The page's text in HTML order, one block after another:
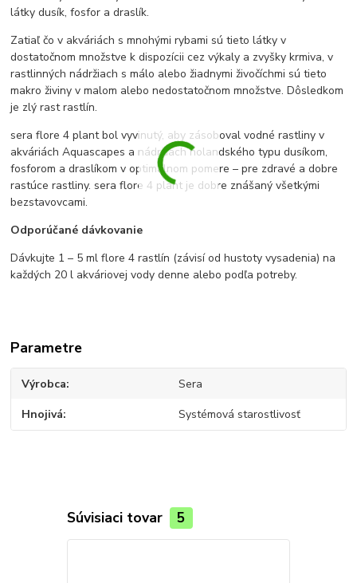
látky dusík, fosfor a draslík.
Zatiaľ čo v akváriách s mnohými rybami sú tieto látky v
dostatočnom množstve k dispozícii cez výkaly a zvyšky krmiva, v
rastlinných nádržiach s málo alebo žiadnymi živočíchmi sú tieto
makro živiny v malom alebo nedostatočnom množstve. Dôsledkom
je zlý rast rastlín.
sera flore 4 plant bol vyvinutý, aby zásoboval vodné rastliny v
akváriách Aquascapes a nádržiach holandského typu dusíkom,
fosforom a draslíkom v optimálnom pomere – pre zdravé a dobre
rastúce rastliny. sera flore 4 plant je dobre znášaný všetkými
bezstavovcami.
Odporúčané dávkovanie
Dávkujte 1 – 5 ml flore 4 rastlín (závisí od hustoty vysadenia) na
každých 20 l akváriovej vody denne alebo podľa potreby.
Parametre
Výrobca Sera
Hnojivá Systémová starostlivosť
Súvisiaci tovar 5